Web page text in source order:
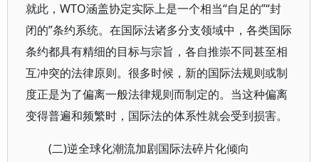
就此，WTO涵盖协定实际上是一个相当“自足的”“封
闭的”条约系统。在国际法诸多分支领域中，各类国际
条约都具有精细的目标与宗旨，各自推崇不同甚至相
互冲突的法律原则。很多时候，新的国际法规则或制
度正是为了偏离一般法律规则而制定的。当这种偏离
变得普遍和频繁时，国际法的体系性就会受到损害。
(二)逆全球化潮流加剧国际法碎片化倾向